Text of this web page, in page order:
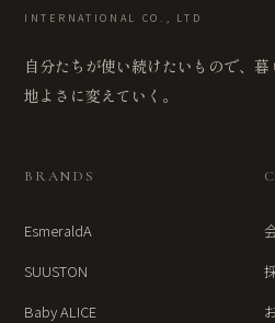
INTERNATIONAL CO., LTD
自分たちが使い続けたいもので、
地よさに変えていく。
BRANDS
EsmeraldA
SUUSTON
Baby ALICE